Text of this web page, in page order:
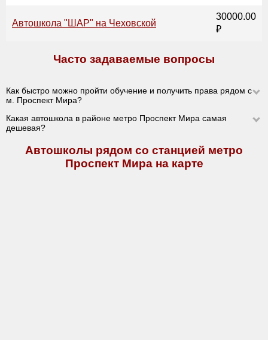
Автошкола "ШАР" на Чеховской
30000.00
₽
Часто задаваемые вопросы
Как быстро можно пройти обучение и получить права рядом с
м. Проспект Мира?
Какая автошкола в районе метро Проспект Мира самая
дешевая?
Автошколы рядом со станцией метро
Проспект Мира на карте